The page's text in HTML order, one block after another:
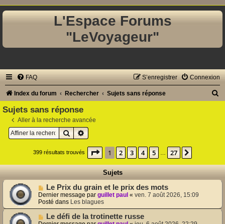
L'Espace Forums
"LeVoyageur"
FAQ Connexion
S’enregistrer
Index du forum Rechercher Sujets sans réponse
c
h
r
Sujets sans réponse
Aller à la recherche avancée
RechercherRecherche avancée
399 résultats trouvés Page 1sur27
1 2 3 4 5 27
Sujets
N
o
u
v
e
a
Le Prix du grain et le prix des mots
Dernier message par guillet paul « ven. 7 août 2026, 15:09
Posté dans Les blagues
N
o
Le défi de la trotinette russe